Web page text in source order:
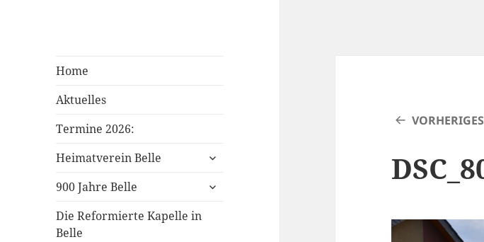
Heimatverein
Belle
Aus der Geschichte und
Home
Aktuelles
Termine 2026:
Heimatverein Belle
untermenü
900 Jahre Belle
untermenü
Die Reformierte Kapelle in
Belle